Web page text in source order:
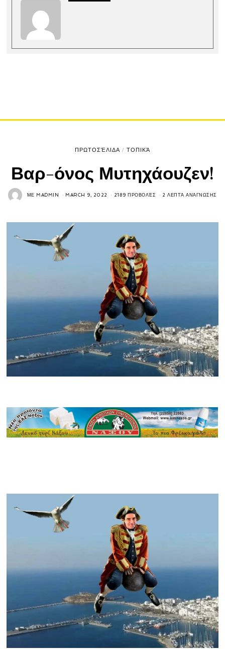
ΠΡΩΤΟΣΈΛΙΔΑ / ΤΟΠΙΚΆ
Βαρ-όνος Μυτηχάουζεν!
ΜΕMADMIN MARCH 9, 2022 2189 ΠΡΟΒΟΛΈΣ 2 ΛΕΠΤΆ ΑΝΆΓΝΩΣΗΣ